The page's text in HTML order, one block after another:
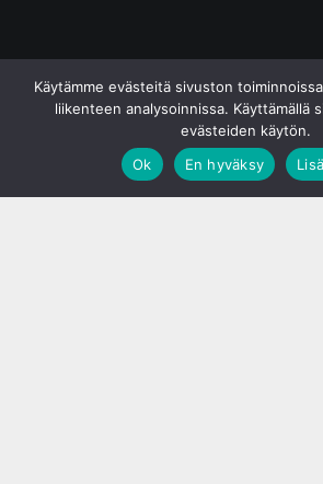
Käytämme evästeitä sivuston
liikenteen analysoinnissa. Käyttämällä
evästeiden käytön.
Ok
En hyväksy